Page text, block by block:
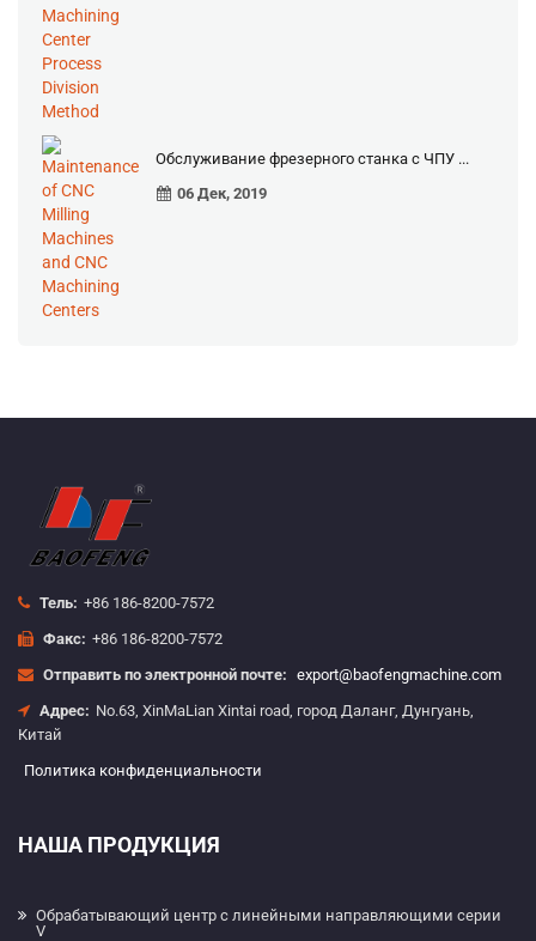
Обслуживание фрезерного станка с ЧПУ ...
06 Дек, 2019
Тель: +86 186-8200-7572
Факс: +86 186-8200-7572
Отправить по электронной почте: export@baofengmachine.com
Адрес: No.63, XinMaLian Xintai road, город Даланг, Дунгуань,
Китай
Политика конфиденциальности
НАША ПРОДУКЦИЯ
Обрабатывающий центр с линейными направляющими серии
V